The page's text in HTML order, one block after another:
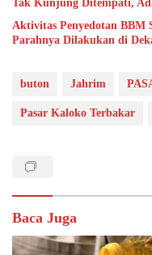
Tak Kunjung Ditempati,
Aktivitas Penyedotan BBM
Parahnya Dilakukan di
buton Jahrim
Pasar Kaloko Terbakar
Baca Juga